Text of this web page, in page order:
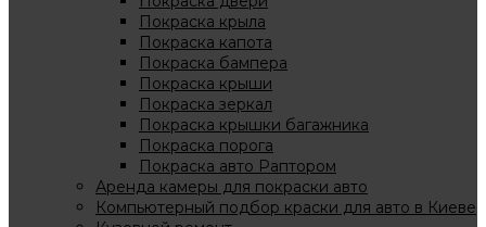
Покраска крыла
Покраска капота
Покраска бампера
Покраска крыши
Покраска зеркал
Покраска крышки багажника
Покраска порога
Покраска авто Раптором
Аренда камеры для покраски авто
Компьютерный подбор краски для авто в Киеве